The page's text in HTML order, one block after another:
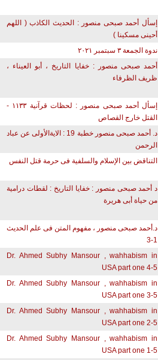
إسأل أحمد صبحى منصور : الحديث الكاذب ( اللهم
أحينى مسكينا )
ندوة الجمعة ٣ سبتمبر ٢٠٢١
أحمد صبحى منصور : خفايا التاريخ ، أبو العيناء ،
ظريف الظرفاء
إسأل أحمد صبحى منصور : لحظات قرآنية ١١٣٣ -
القتل خارج القصاص
د. أحمد صبحى منصور خطبة 19 : الايةالأولى عن عباد
الرحمن
التناقض بين الإسلام والسلفية فى حرمة قتل النفس
د أحمد صبحى منصور : خفايا التاريخ : لقطات درامية
من حياة أبى هريرة
د.أحمد صبحى منصور ، مفهوم المتن فى علم الحديث
1-3
Dr. Ahmed Subhy Mansour , wahhabism in
USA part one 4-5
Dr. Ahmed Subhy Mansour , wahhabism in
USA part one 3-5
Dr. Ahmed Subhy Mansour , wahhabism in
USA part one 2-5
Dr. Ahmed Subhy Mansour , wahhabism in
USA part one 1-5